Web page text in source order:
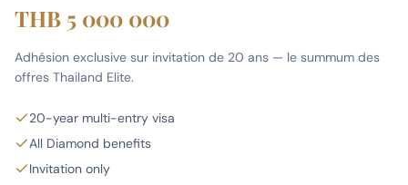
THB 5 000 000
Adhésion exclusive sur invitation de 20 ans — le summum des
offres Thailand Elite.
20-year multi-entry visa
All Diamond benefits
Invitation only